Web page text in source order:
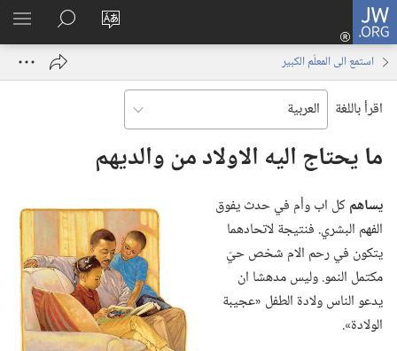
JW.ORG
تغيير
الموقع
تسجيل
الدخول
نافذة
البحث
في
JW.‎ORG
استمع الى المعلّم الكبير
اقرأ باللغة
ما يحتاج اليه الاولاد من والديهم
يساهمكل اب وأم في حدث يفوق
الفهم البشري.‏ فنتيجة لاتحادهما
يتكون في رحم الام شخص حيّ
مكتمل النمو.‏ وليس مدهشا ان
يدعو الناس ولادة الطفل «عجيبة
الولادة».‏